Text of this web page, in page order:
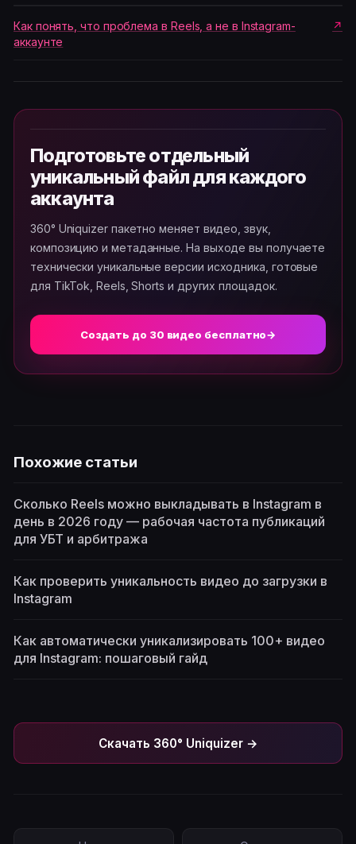
Как понять, что проблема в Reels, а не в Instagram-
аккаунте
Подготовьте отдельный
уникальный файл для каждого
аккаунта
360° Uniquizer пакетно меняет видео, звук,
композицию и метаданные. На выходе вы получаете
технически уникальные версии исходника, готовые
для TikTok, Reels, Shorts и других площадок.
Создать до 30 видео бесплатно→
Похожие статьи
Сколько Reels можно выкладывать в Instagram в
день в 2026 году — рабочая частота публикаций
для УБТ и арбитража
Как проверить уникальность видео до загрузки в
Instagram
Как автоматически уникализировать 100+ видео
для Instagram: пошаговый гайд
Скачать 360° Uniquizer →